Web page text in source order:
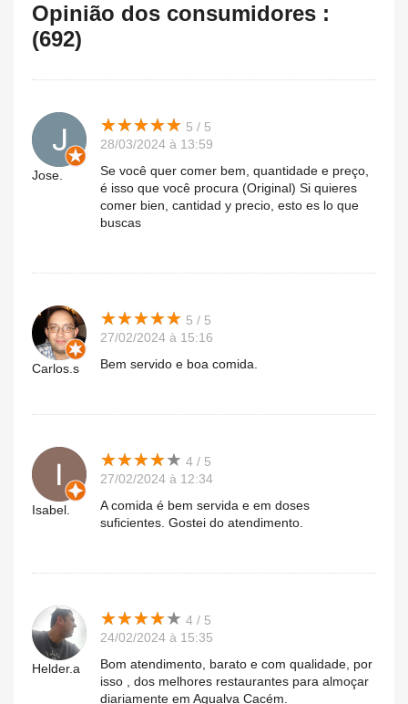
Opinião dos consumidores :
(692)
Jose.
★★★★★
★★★★★ 5 / 5
28/03/2024 à 13:59
Se você quer comer bem, quantidade e preço,
é isso que você procura (Original) Si quieres
comer bien, cantidad y precio, esto es lo que
buscas
Carlos.s
★★★★★
★★★★★ 5 / 5
27/02/2024 à 15:16
Bem servido e boa comida.
Isabel.
★★★★★
★★★★★ 4 / 5
27/02/2024 à 12:34
A comida é bem servida e em doses
suficientes. Gostei do atendimento.
Helder.a
★★★★★
★★★★★ 4 / 5
24/02/2024 à 15:35
Bom atendimento, barato e com qualidade, por
isso , dos melhores restaurantes para almoçar
diariamente em Agualva Cacém.